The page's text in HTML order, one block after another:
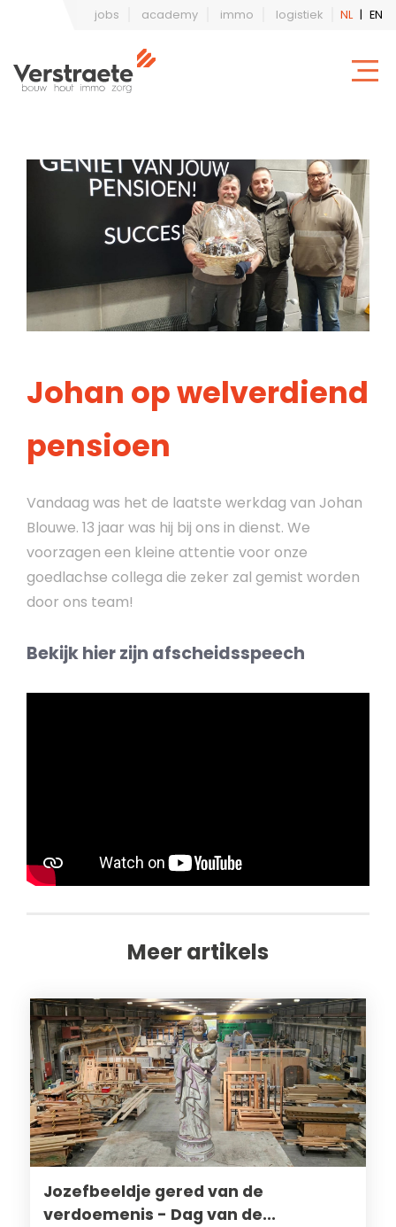
jobs academy immo logistiek NL | EN
Johan op welverdiend
pensioen
Vandaag was het de laatste werkdag van Johan
Blouwe. 13 jaar was hij bij ons in dienst. We
voorzagen een kleine attentie voor onze
goedlachse collega die zeker zal gemist worden
door ons team!
Bekijk hier zijn afscheidsspeech
Meer artikels
Jozefbeeldje gered van de
verdoemenis - Dag van de...